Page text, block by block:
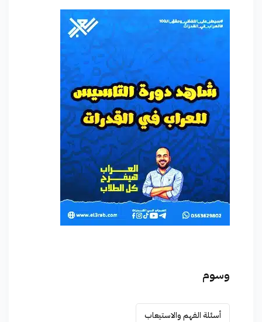
وسوم
أسئلة الفهم والاستيعاب